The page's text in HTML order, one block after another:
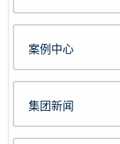
案例中心
集团新闻